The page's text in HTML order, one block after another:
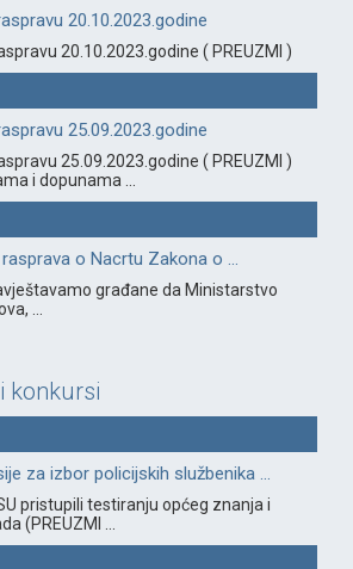
20.10.2023.godine
20.10.2023.godine ( PREUZMI )
25.09.2023.godine
25.09.2023.godine ( PREUZMI )
i dopunama ...
o Nacrtu Zakona o ...
građane da Ministarstvo
...
konkursi
za izbor policijskih službenika ...
pristupili testiranju općeg znanja i
(PREUZMI ...